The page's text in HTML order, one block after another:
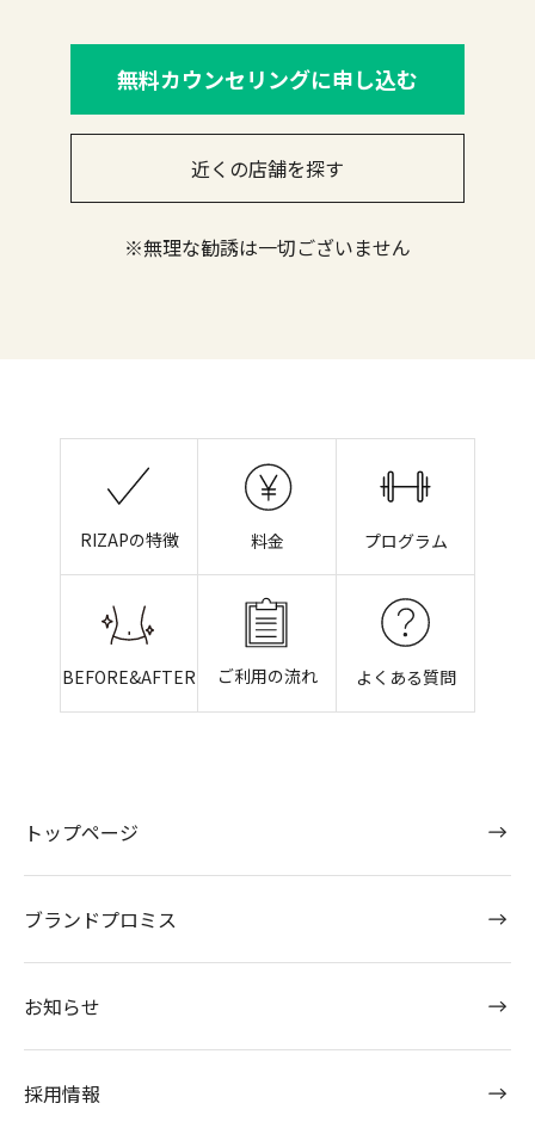
無料カウンセリングに申し込む
近くの店舗を探す
※無理な勧誘は一切ございません
RIZAPの特徴 料金 プログラム
BEFORE&AFTER ご利用の流れ よくある質問
トップページ
ブランドプロミス
お知らせ
採用情報